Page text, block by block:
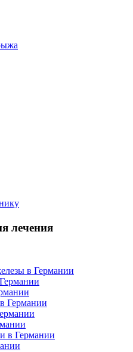
лечения
в Германии
Германии
в Германии